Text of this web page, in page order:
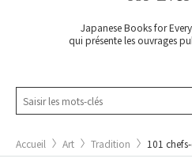
Japanese Books for
qui présente les ouvrages
Accueil Art Tradition 101